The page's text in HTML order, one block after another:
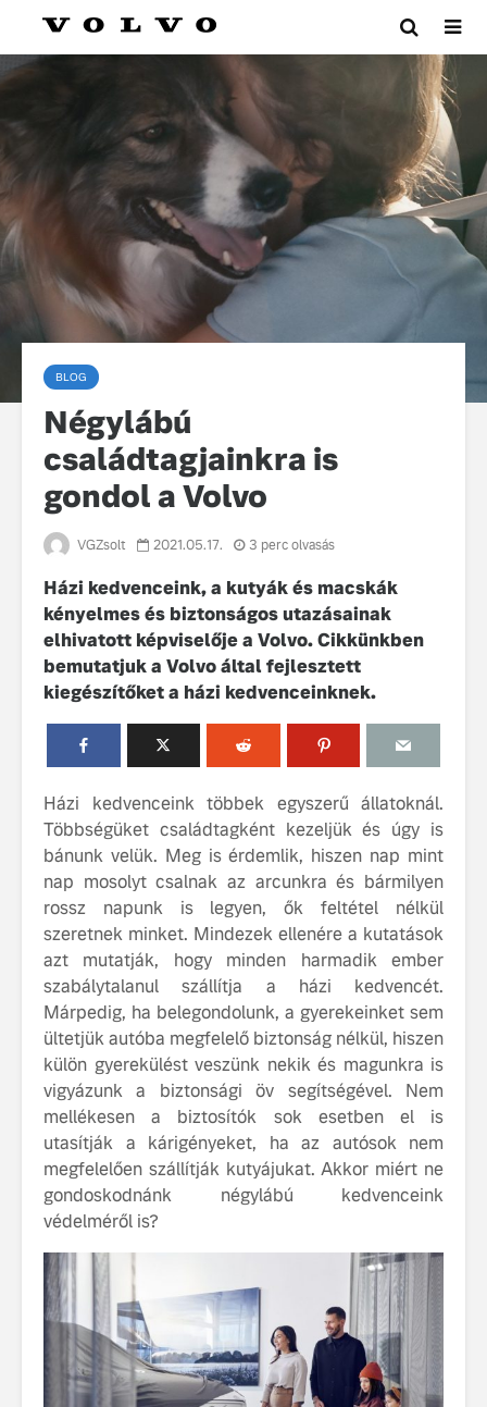
BLOG
Négylábú
családtagjainkra is
gondol a Volvo
VGZsolt 2021.05.17. 3 perc olvasás
Házi kedvenceink, a kutyák és macskák
kényelmes és biztonságos utazásainak
elhivatott képviselője a Volvo. Cikkünkben
bemutatjuk a Volvo által fejlesztett
kiegészítőket a házi kedvenceinknek.
Házi kedvenceink többek egyszerű állatoknál.
Többségüket családtagként kezeljük és úgy is
bánunk velük. Meg is érdemlik, hiszen nap mint
nap mosolyt csalnak az arcunkra és bármilyen
rossz napunk is legyen, ők feltétel nélkül
szeretnek minket. Mindezek ellenére a kutatások
azt mutatják, hogy minden harmadik ember
szabálytalanul szállítja a házi kedvencét.
Márpedig, ha belegondolunk, a gyerekeinket sem
ültetjük autóba megfelelő biztonság nélkül, hiszen
külön gyerekülést veszünk nekik és magunkra is
vigyázunk a biztonsági öv segítségével. Nem
mellékesen a biztosítók sok esetben el is
utasítják a kárigényeket, ha az autósok nem
megfelelően szállítják kutyájukat. Akkor miért ne
gondoskodnánk négylábú kedvenceink
védelméről is?
Volvo élmények a
Milliók számára lett
Car UX élmény
Az új Volvo EX60 új
szintre emeli a
fenntarthatóságot
amelynek
Az autó,
ismerje
tisztán
Volvo
A Volvo
Country:
képes,
jut
Volvo élmények a
Lajvér Pikniken
Milliók számára lett
elérhető a Volvo
Car UX élmény
A Volvo
bemutatja
amelynek